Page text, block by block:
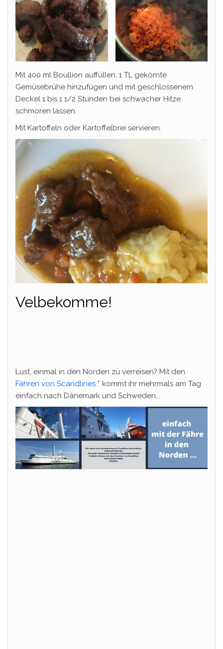
Mit 400 ml Boullion auffüllen, 1 TL gekörnte
Gemüsebrühe hinzufügen und mit geschlossenem
Deckel 1 bis 1 1/2 Stunden bei schwacher Hitze
schmoren lassen.
Mit Kartoffeln oder Kartoffelbrei servieren.
Velbekomme!
Lust, einmal in den Norden zu verreisen? Mit den
Fähren von Scandlines * kommt ihr mehrmals am Tag
einfach nach Dänemark und Schweden….